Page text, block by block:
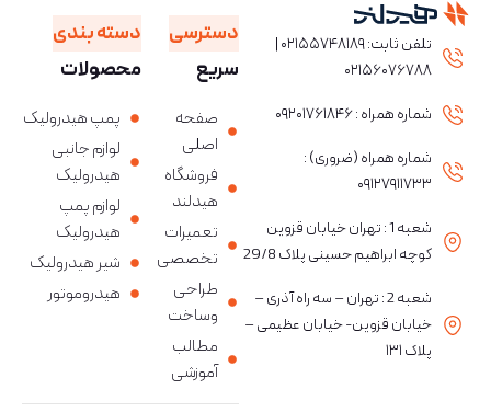
تلفن ثابت: ۰۲۱۵۵۷۴۸۱۸۹ |
۰۲۱۵۶۰۷۶۷۸۸
شماره همراه : ۰۹۲۰۱۷۶۱۸۴۶
شماره همراه (ضروری) :
۰۹۱۲۷۹۱۱۷۳۳
شعبه 1 : تهران خیابان قزوین
کوچه ابراهیم حسینی پلاک 29/8
شعبه 2 : تهران – سه راه آذری –
خیابان قزوین- خیابان عظیمی –
پلاک ۱۳۱
دسترسی
سریع
صفحه
اصلی
فروشگاه
هیدلند
تعمیرات
تخصصی
طراحی
وساخت
مطالب
آموزشی
دسته بندی
محصولات
پمپ هیدرولیک
لوازم جانبی
هیدرولیک
لوازم پمپ
هیدرولیک
شیر هیدرولیک
هیدروموتور